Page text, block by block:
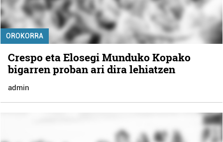
OROKORRA
Crespo eta Elosegi Munduko Kopako
bigarren proban ari dira lehiatzen
admin